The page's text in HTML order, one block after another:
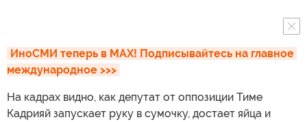
ИноСМИ теперь в MAX! Подписывайтесь на главное
международное >>>
На кадрах видно, как депутат от оппозиции Тиме
Кадрияй запускает руку в сумочку, достает яйца и